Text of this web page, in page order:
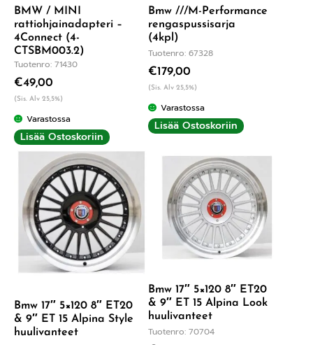
BMW / MINI
rattiohjainadapteri –
4Connect (4-
CTSBM003.2)
Tuotenro: 71430
€49,00
(Sis. Alv 25,5%)
Varastossa
Lisää Ostoskoriin
Bmw ///M-Performance
rengaspussisarja
(4kpl)
Tuotenro: 67328
€179,00
(Sis. Alv 25,5%)
Varastossa
Lisää Ostoskoriin
Bmw 17″ 5×120 8″ ET20
& 9″ ET 15 Alpina Style
huulivanteet
Bmw 17″ 5×120 8″ ET20
& 9″ ET 15 Alpina Look
huulivanteet
Tuotenro: 70704